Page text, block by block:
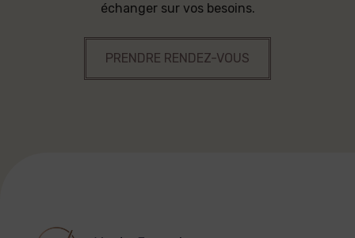
échanger sur vos besoins.
PRENDRE RENDEZ-VOUS